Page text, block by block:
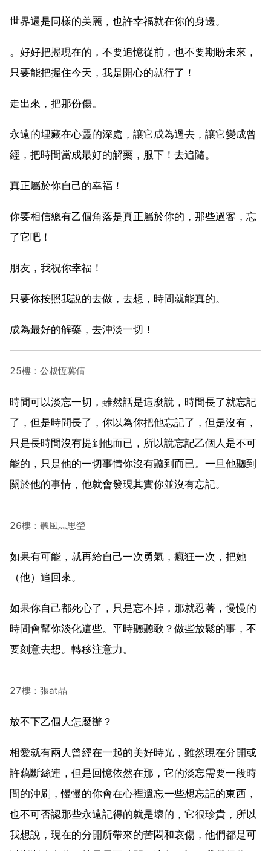
世界還是同樣的美麗，也許幸福就在你的身邊。
。好好把握現在的，不要追憶從前，也不要期盼未來，
只要能把握住今天，我是開心的就行了！
走出來，把那份傷。
永遠的埋藏在心靈的深處，讓它成為過去，讓它變成曾
經，把時間當成最好的解藥，服下！去追隨。
真正屬於你自己的幸福！
你要相信總有乙個角落是真正屬於你的，那些過客，忘
了它吧！
朋友，我祝你幸福！
只要你按照我說的去做，去想，時間就能真的。
成為最好的解藥，去沖淡一切！
25樓：公叔恆冀倩
時間可以淡忘一切，雖然話是這麼說，時間長了就忘記
了，但是時間長了，你以為你把他忘記了，但是沒有，
只是長時間沒有提到他而已，所以說忘記乙個人是不可
能的，只是他的一切事情你沒有聽到而已。一旦他聽到
關於他的事情，他就會發現其實你並沒有忘記。
26樓：聽風灬思瑩
如果有可能，就再給自己一次勇氣，瘋狂一次，把她
（他）追回來。
如果你自己都死心了，只是忘不掉，那就忍著，慢慢的
時間會幫你淡化這些。平時聽聽歌？做些放鬆的事，不
要刻意去想。轉移注意力。
27樓：張at晶
放不下乙個人怎麼辦？
相愛就有兩人曾經在一起的美好時光，雖然現在分開或
許藕斷絲連，但是回憶依然在那，它的淡忘需要一段時
間的沖刷，慢慢的你會在心裡遺忘一些想忘記的東西，
也不可否認那些永遠記得的就是壞的，它很珍貴，所以
我想說，現在的分開所帶來的苦悶和哀傷，他們都是可